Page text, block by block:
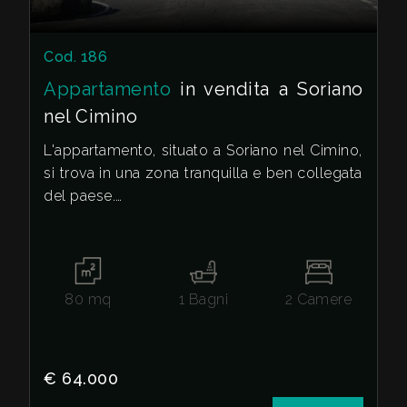
Cod. 186
Appartamento in vendita a Soriano
nel Cimino
L'appartamento, situato a Soriano nel Cimino,
si trova in una zona tranquilla e ben collegata
del paese.
l'immobile è composto da ingresso,
soggiorno, cucina abitabile, due camere da
letto e bagno.
infissi e finestre in PVC che garantiscono un
ottimo isolamento termico e acustico.
80 mq 1 Bagni 2 Camere
€ 64.000
3
5
Camere
minime